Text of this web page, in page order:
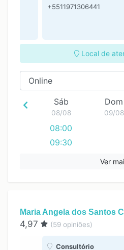
+5511971306441
Local de
Sáb
08/08
08:00
09:30
Dom
09/08
Ver
Maria Angela dos Santos
4,97 (59 opiniões)
Consultório